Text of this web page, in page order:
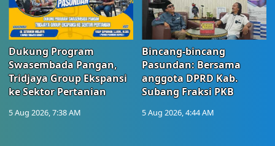
Dukung Program
Swasembada Pangan,
Tridjaya Group Ekspansi
ke Sektor Pertanian
5 Aug 2026, 7:38 AM
Bincang-bincang
Pasundan: Bersama
anggota DPRD Kab.
Subang Fraksi PKB
5 Aug 2026, 4:44 AM